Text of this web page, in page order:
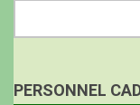
PERSONNEL